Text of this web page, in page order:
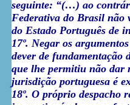
seguinte: “(…) ao
Federativa do Brasil não
do Estado Português de
17º. Negar os
dever de fundamentação
que lhe permitiu não dar
jurisdição portuguesa é
18º. O próprio despacho